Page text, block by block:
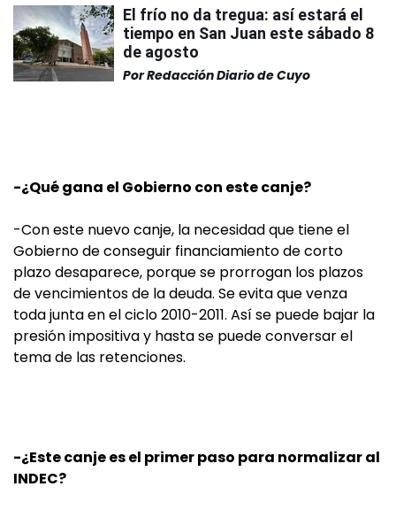
El frío no da tregua: así estará el
tiempo en San Juan este sábado 8
de agosto
PorRedacción Diario de Cuyo
-¿Qué gana el Gobierno con este canje?
-Con este nuevo canje, la necesidad que tiene el
Gobierno de conseguir financiamiento de corto
plazo desaparece, porque se prorrogan los plazos
de vencimientos de la deuda. Se evita que venza
toda junta en el ciclo 2010-2011. Así se puede bajar la
presión impositiva y hasta se puede conversar el
tema de las retenciones.
-¿Este canje es el primer paso para normalizar al
INDEC?